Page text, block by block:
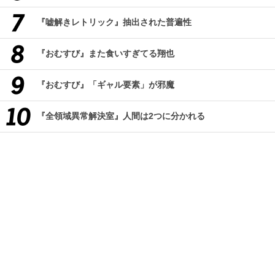
『嘘解きレトリック』抽出された普遍性
『おむすび』また食いすぎてる翔也
『おむすび』「ギャル要素」が邪魔
『全領域異常解決室』人間は2つに分かれる